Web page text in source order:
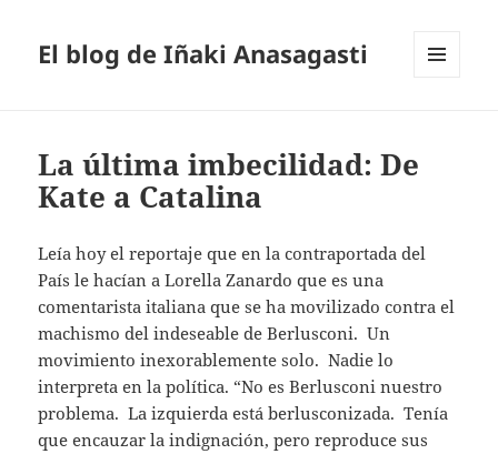
El blog de Iñaki Anasagasti
La última imbecilidad: De
Kate a Catalina
Leía hoy el reportaje que en la contraportada del
País le hacían a Lorella Zanardo que es una
comentarista italiana que se ha movilizado contra el
machismo del indeseable de Berlusconi. Un
movimiento inexorablemente solo. Nadie lo
interpreta en la política. “No es Berlusconi nuestro
problema. La izquierda está berlusconizada. Tenía
que encauzar la indignación, pero reproduce sus